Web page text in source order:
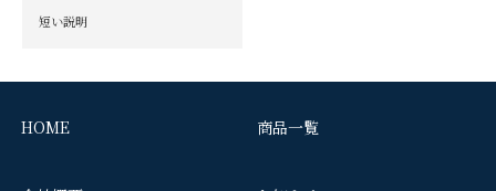
短い説明
HOME 商品一覧